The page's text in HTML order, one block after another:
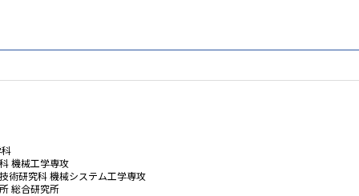
機械工学専攻
術研究科 機械システム工学専攻
総合研究所